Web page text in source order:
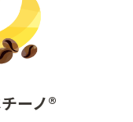
ーノ®